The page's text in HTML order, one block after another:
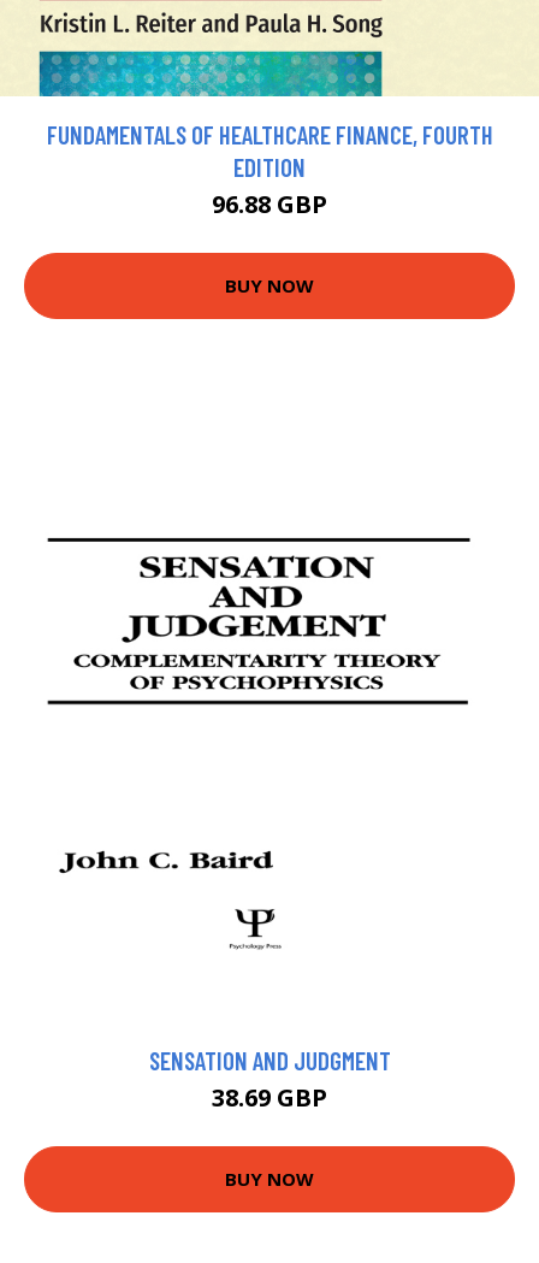
FUNDAMENTALS OF HEALTHCARE FINANCE, FOURTH
EDITION
96.88 GBP
BUY NOW
SENSATION AND JUDGMENT
38.69 GBP
BUY NOW